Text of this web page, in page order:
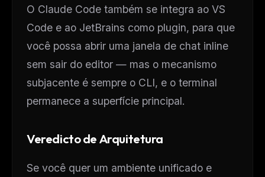
O Claude Code também se integra ao VS
Code e ao JetBrains como plugin, para que
você possa abrir uma janela de chat inline
sem sair do editor — mas o mecanismo
subjacente é sempre o CLI, e o terminal
permanece a superfície principal.
Veredicto de Arquitetura
Se você quer um ambiente unificado e